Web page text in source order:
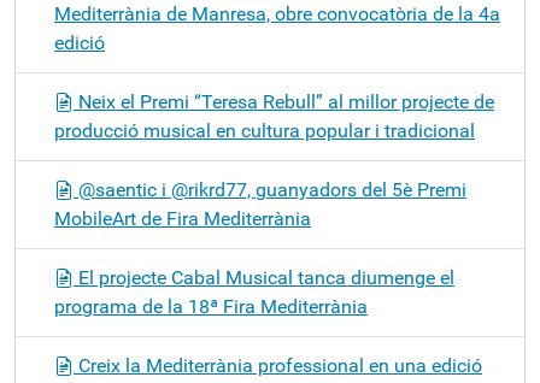
Mediterrània de Manresa, obre convocatòria de la 4a
edició
Neix el Premi “Teresa Rebull” al millor projecte de
producció musical en cultura popular i tradicional
@saentic i @rikrd77, guanyadors del 5è Premi
MobileArt de Fira Mediterrània
El projecte Cabal Musical tanca diumenge el
programa de la 18ª Fira Mediterrània
Creix la Mediterrània professional en una edició